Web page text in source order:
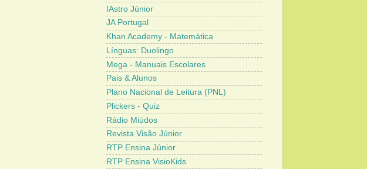
IAstro Júnior
JA Portugal
Khan Academy - Matemática
Línguas: Duolingo
Mega - Manuais Escolares
Pais & Alunos
Plano Nacional de Leitura (PNL)
Plickers - Quiz
Rádio Miúdos
Revista Visão Júnior
RTP Ensina Júnior
RTP Ensina VisioKids